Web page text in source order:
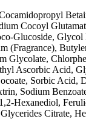
Cocoyl
Glucoside, Glycol
(Fragrance),
Glycolate,
Ascorbic Acid,
Sorbic Acid,
Sodium
Hexanediol,
Citrate,